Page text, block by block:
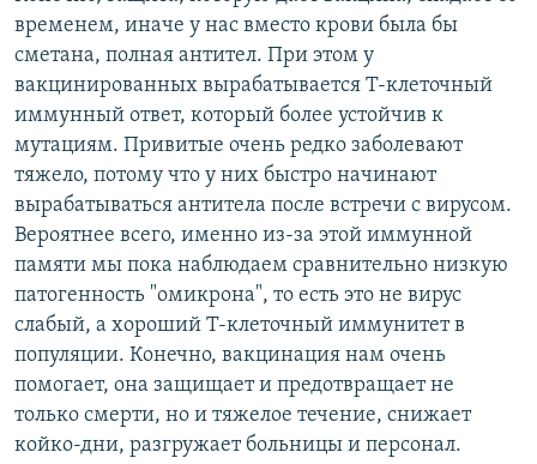
временем, иначе у нас вместо крови была бы
сметана, полная антител. При этом у
вакцинированных вырабатывается Т-клеточный
иммунный ответ, который более устойчив к
мутациям. Привитые очень редко заболевают
тяжело, потому что у них быстро начинают
вырабатываться антитела после встречи с вирусом.
Вероятнее всего, именно из-за этой иммунной
памяти мы пока наблюдаем сравнительно низкую
патогенность "омикрона", то есть это не вирус
слабый, а хороший Т-клеточный иммунитет в
популяции. Конечно, вакцинация нам очень
помогает, она защищает и предотвращает не
только смерти, но и тяжелое течение, снижает
койко-дни, разгружает больницы и персонал.